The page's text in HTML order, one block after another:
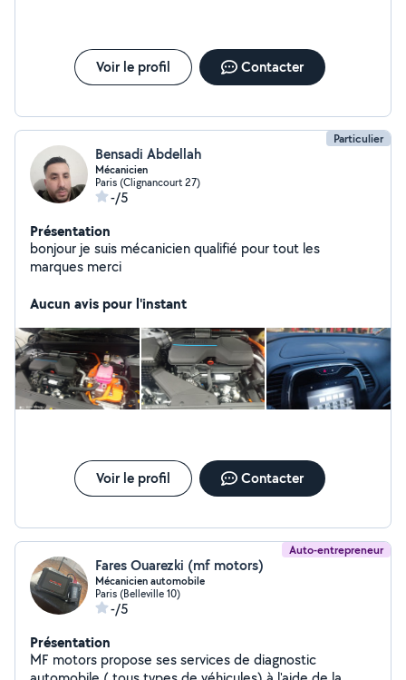
Voir le profil Contacter
Particulier
Bensadi Abdellah
Mécanicien
Paris (Clignancourt 27)
-/5
Présentation
bonjour je suis mécanicien qualifié pour tout les
marques merci
Aucun avis pour l'instant
Voir le profil Contacter
Auto-entrepreneur
Fares Ouarezki (mf motors)
Mécanicien automobile
Paris (Belleville 10)
-/5
Présentation
MF motors propose ses services de diagnostic